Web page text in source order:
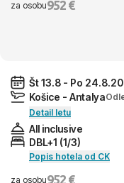
za osobu952 €
Št 13.8 - Po
Košice - Antalya
Detail letu
All inclusive
DBL+1 (1/3)
Popis hotela od CK
za osobu952 €